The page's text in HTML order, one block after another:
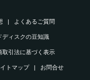
よくあるご質問
ディスクの豆知識
取引法に基づく表示
トマップ お問合せ